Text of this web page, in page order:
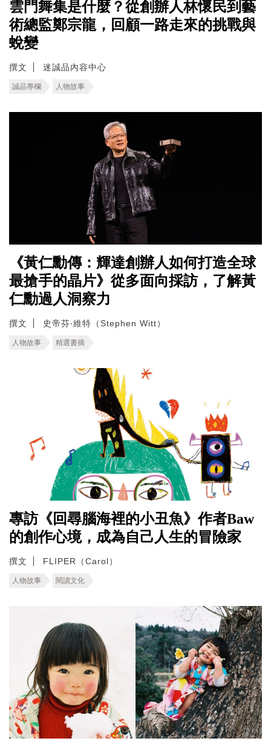
雲門舞集是什麼？從創辦人林懷民到藝
術總監鄭宗龍，回顧一路走來的挑戰與
蛻變
撰文 迷誠品內容中心
誠品專欄 人物故事
《黃仁勳傳：輝達創辦人如何打造全球
最搶手的晶片》從多面向採訪，了解黃
仁勳過人洞察力
撰文 史帝芬‧維特（Stephen Witt）
人物故事 精選書摘
專訪《回尋腦海裡的小丑魚》作者Baw
的創作心境，成為自己人生的冒險家
撰文 FLIPER（Carol）
人物故事 閱讀文化